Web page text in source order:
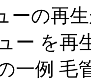
ーの再
ー を再
一例 毛